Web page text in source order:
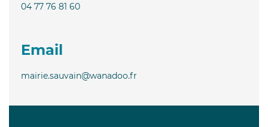
04 77 76 81 60
Email
mairie.sauvain@wanadoo.fr